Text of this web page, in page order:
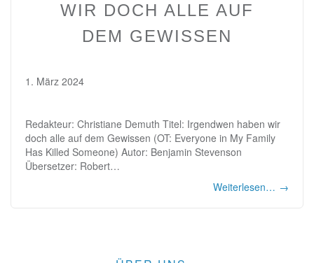
WIR DOCH ALLE AUF
DEM GEWISSEN
1. März 2024
Redakteur: Christiane Demuth Titel: Irgendwen haben wir
doch alle auf dem Gewissen (OT: Everyone in My Family
Has Killed Someone) Autor: Benjamin Stevenson
Übersetzer: Robert…
Weiterlesen… →